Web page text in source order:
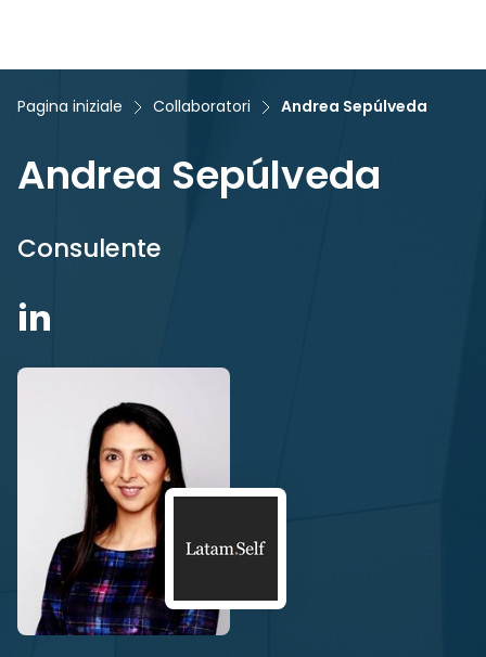
Pagina iniziale Collaboratori Andrea Sepúlveda
Andrea Sepúlveda
Consulente